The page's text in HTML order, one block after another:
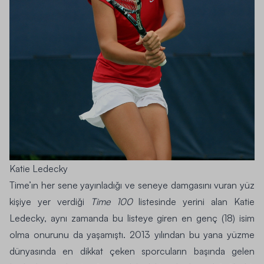
Katie Ledecky
Time’ın her sene yayınladığı ve seneye damgasını vuran yüz
kişiye yer verdiği
Time 100listesinde yerini alan Katie
Ledecky, aynı zamanda bu listeye giren en genç (18) isim
olma onurunu da yaşamıştı. 2013 yılından bu yana yüzme
dünyasında en dikkat çeken sporcuların başında gelen